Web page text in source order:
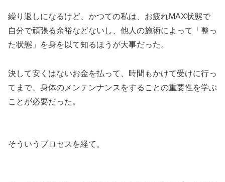
繰り返しになるけど、かつての私は、お疲れMAX状態で
自分で頑張る余裕などないし、他人の施術によって「整っ
た状態」を身を以て知るほうが大事だった。
決して安くはないお金を払って、時間もかけて受けに行っ
てまで、身体のメンテンナンスをすることの重要性を学ぶ
ことが必要だった。
そういうプロセスを経て。